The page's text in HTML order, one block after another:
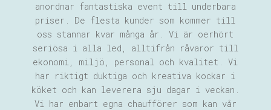
anordnar fantastiska event till underbara
priser. De flesta kunder som kommer till
oss stannar kvar många år.Vi är oerhört
seriösa i alla led, alltifrån råvaror till
ekonomi, miljö, personal och kvalitet. Vi
har riktigt duktiga och kreativa kockar i
köket och kan leverera sju dagar i veckan.
Vi har enbart egna chaufförer som kan vår